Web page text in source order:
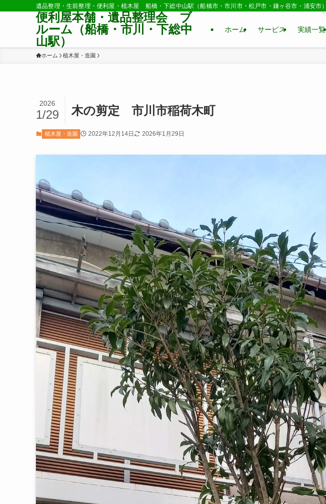
遺品整理・生前整理・便利屋・植木屋 船橋・下総中山駅（船橋市・市川市・松戸市・鎌ヶ谷市・浦安市）
便利屋本舗・遺品整理会 ブ
ルーム（船橋・市川・下総中
山駅）
ホーム サービス 実績一覧
ホーム 植木屋・造園
木の剪定 市川市稲荷木町
2026
1/29
植木屋・造園 2022年12月14日 2026年1月29日